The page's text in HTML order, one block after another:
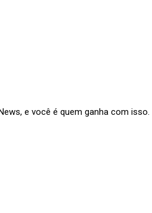
e você é quem ganha com isso.